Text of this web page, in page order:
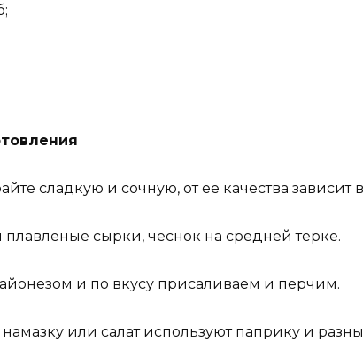
сладкую и сочную, от ее качества зависит
сырки, чеснок на средней терке.
и по вкусу присаливаем и перчим.
или салат используют паприку и